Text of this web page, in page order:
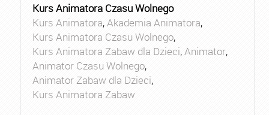
Kurs Animatora Czasu Wolnego
Kurs Animatora,Akademia Animatora,
Kurs Animatora Czasu Wolnego,
Kurs Animatora Zabaw dla Dzieci,Animator,
Animator Czasu Wolnego,
Animator Zabaw dla Dzieci,
Kurs Animatora Zabaw